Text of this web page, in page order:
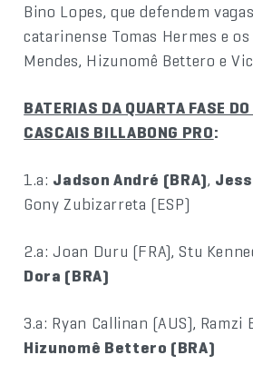
Bino Lopes, que defendem
catarinense Tomas Hermes e
Mendes, Hizunomê Bettero e
BATERIAS DA QUARTA FASE
CASCAIS BILLABONG PRO:
1.a: Jadson André (BRA),
Gony Zubizarreta (ESP)
2.a: Joan Duru (FRA), Stu
Dora (BRA)
3.a: Ryan Callinan (AUS), Ramzi
Hizunomê Bettero (BRA)